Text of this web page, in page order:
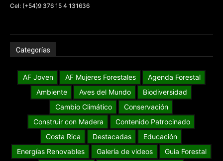
Cel: (+54)9 376 15 4 131636
Categorías
AF Joven AF Mujeres Forestales
Agenda Forestal
Ambiente
Aves del Mundo
Biodiversidad
Cambio Climático
Conservación
Construir con Madera
Contenido Patrocinado
Costa Rica
Destacadas
Educación
Energías Renovables
Galería de videos
Guia Forestal